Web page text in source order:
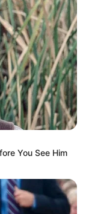
You See Him